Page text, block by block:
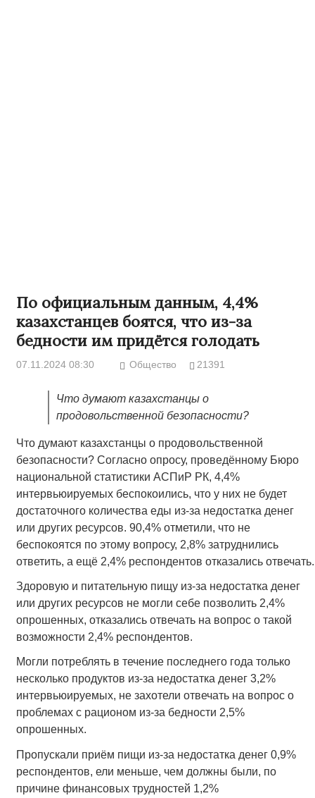
По официальным данным, 4,4%
казахстанцев боятся, что из-за
бедности им придётся голодать
07.11.2024 08:30 Общество 21391
Что думают казахстанцы о
продовольственной безопасности?
Что думают казахстанцы о продовольственной
безопасности? Согласно опросу, проведённому Бюро
национальной статистики АСПиР РК, 4,4%
интервьюируемых беспокоились, что у них не будет
достаточного количества еды из-за недостатка денег
или других ресурсов. 90,4% отметили, что не
беспокоятся по этому вопросу, 2,8% затруднились
ответить, а ещё 2,4% респондентов отказались отвечать.
Здоровую и питательную пищу из-за недостатка денег
или других ресурсов не могли себе позволить 2,4%
опрошенных, отказались отвечать на вопрос о такой
возможности 2,4% респондентов.
Могли потреблять в течение последнего года только
несколько продуктов из-за недостатка денег 3,2%
интервьюируемых, не захотели отвечать на вопрос о
проблемах с рационом из-за бедности 2,5%
опрошенных.
Пропускали приём пищи из-за недостатка денег 0,9%
респондентов, ели меньше, чем должны были, по
причине финансовых трудностей 1,2%